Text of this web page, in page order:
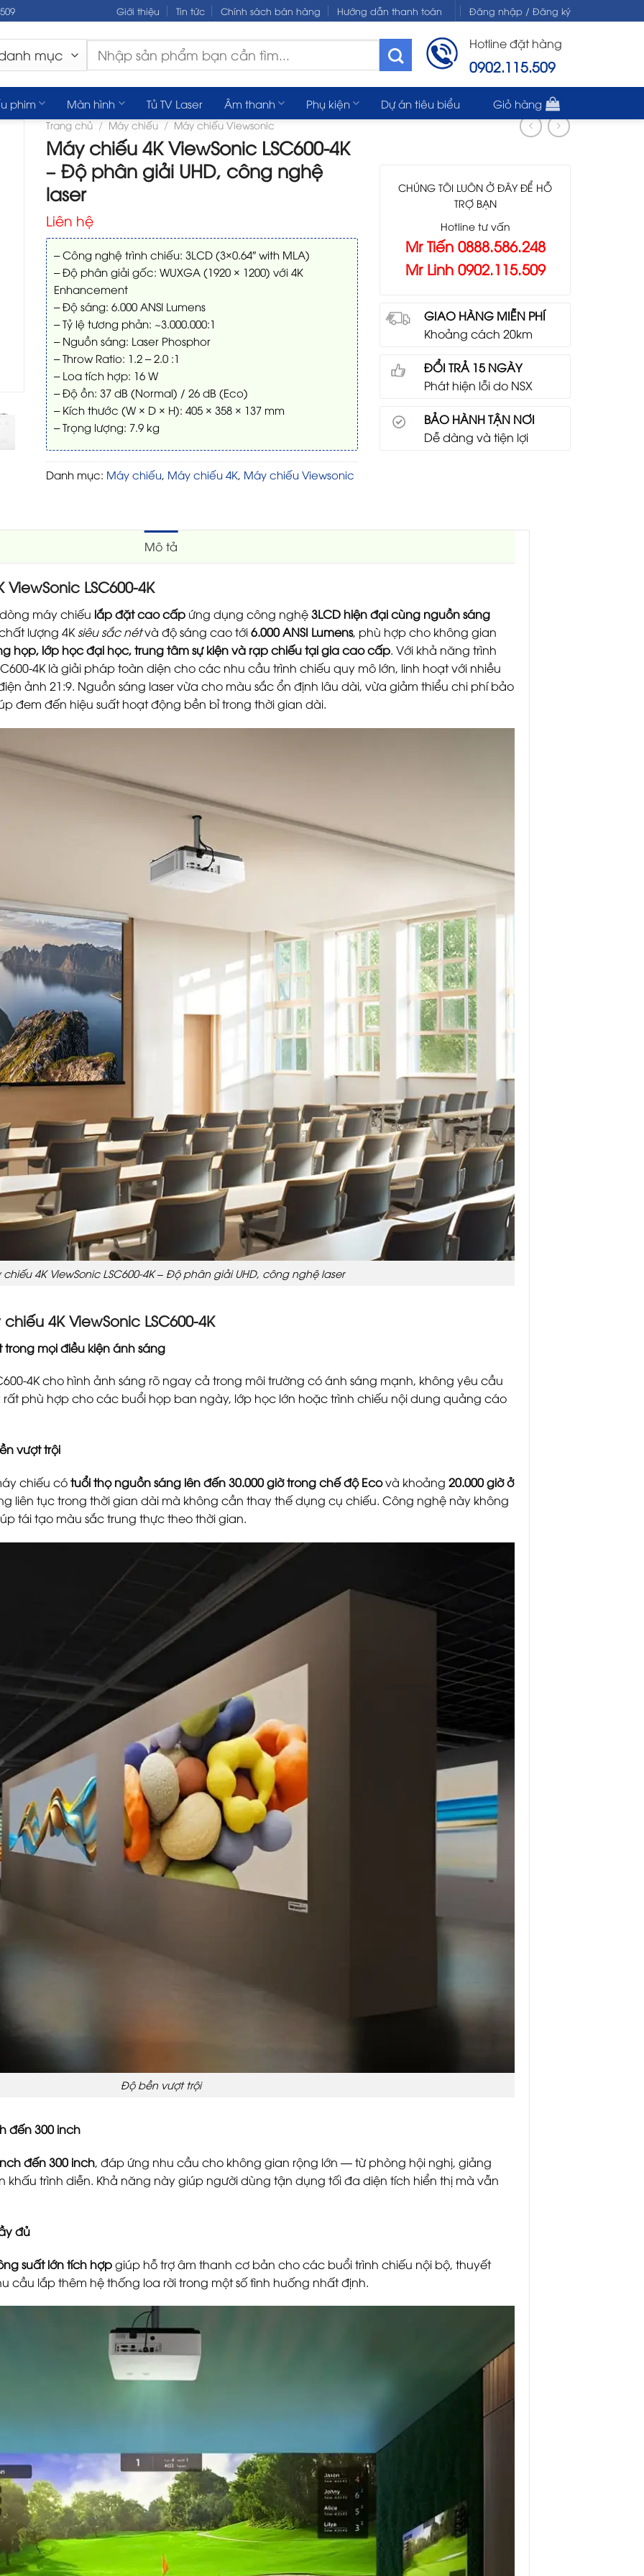
Giới thiệu Tin tức Chính sách bán hàng Hướng dẫn thanh toán Đăng nhập / Đăng ký
Tìm
kiếm:
Hotline đặt hàng
0902.115.509
phim Màn hình Tủ TV Laser Âm thanh Phụ kiện Dự án tiêu biểu Giỏ hàng
Trang chủ / Máy chiếu / Máy chiếu Viewsonic
Máy chiếu 4K ViewSonic LSC600-4K
– Độ phân giải UHD, công nghệ
laser
Liên hệ
– Công nghệ trình chiếu: 3LCD (3×0.64″ with MLA)
– Độ phân giải gốc: WUXGA (1920 × 1200) với 4K
Enhancement
– Độ sáng: 6.000 ANSI Lumens
– Tỷ lệ tương phản: ~3.000.000:1
– Nguồn sáng: Laser Phosphor
– Throw Ratio: 1.2 – 2.0 :1
– Loa tích hợp: 16 W
– Độ ồn: 37 dB (Normal) / 26 dB (Eco)
– Kích thước (W × D × H): 405 × 358 × 137 mm
– Trọng lượng: 7.9 kg
Danh mục: Máy chiếu, Máy chiếu 4K, Máy chiếu Viewsonic
CHÚNG TÔI LUÔN Ở ĐÂY ĐỂ HỖ
TRỢ BẠN
Hotline tư vấn
Mr Tiến 0888.586.248
Mr Linh 0902.115.509
GIAO HÀNG MIỄN PHÍ
Khoảng cách 20km
ĐỔI TRẢ 15 NGÀY
Phát hiện lỗi do NSX
BẢO HÀNH TẬN NƠI
Dễ dàng và tiện lợi
Mô tả
LSC600-4K
máy chiếu lắp đặt cao cấp ứng dụng công nghệ3LCD hiện đại cùng nguồn sáng
lượng 4Ksiêu sắc nétvà độ sáng cao tới6.000 ANSI Lumens, phù hợp cho không gian
họp, lớp học đại học, trung tâm sự kiện và rạp chiếu tại gia cao cấp. Với khả năng trình
4K là giải pháp toàn diện cho các nhu cầu trình chiếu quy mô lớn, linh hoạt với nhiều
ảnh 21:9. Nguồn sáng laser vừa cho màu sắc ổn định lâu dài, vừa giảm thiểu chi phí bảo
đem đến hiệu suất hoạt động bền bỉ trong thời gian dài.
4K ViewSonic LSC600-4K – Độ phân giải UHD, công nghệ laser
4K ViewSonic LSC600-4K
trong mọi điều kiện ánh sáng
4K cho hình ảnh sáng rõ ngay cả trong môi trường có ánh sáng mạnh, không yêu cầu
phù hợp cho các buổi họp ban ngày, lớp học lớn hoặc trình chiếu nội dung quảng cáo
vượt trội
chiếu cótuổi thọ nguồn sáng lên đến 30.000 giờ trong chế độ Ecovà khoảng 20.000 giờ ở
liên tục trong thời gian dài mà không cần thay thế dụng cụ chiếu. Công nghệ này không
tái tạo màu sắc trung thực theo thời gian.
Độ bền vượt trội
đến 300 inch
đến 300 inch, đáp ứng nhu cầu cho không gian rộng lớn — từ phòng hội nghị, giảng
khấu trình diễn. Khả năng này giúp người dùng tận dụng tối đa diện tích hiển thị mà vẫn
đủ
suất lớn tích hợpgiúp hỗ trợ âm thanh cơ bản cho các buổi trình chiếu nội bộ, thuyết
cầu lắp thêm hệ thống loa rời trong một số tình huống nhất định.